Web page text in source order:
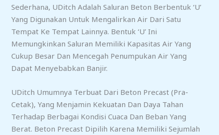
Sederhana, UDitch Adalah Saluran Beton Berbentuk ‘U’
Yang Digunakan Untuk Mengalirkan Air Dari Satu
Tempat Ke Tempat Lainnya. Bentuk ‘U’ Ini
Memungkinkan Saluran Memiliki Kapasitas Air Yang
Cukup Besar Dan Mencegah Penumpukan Air Yang
Dapat Menyebabkan Banjir.
UDitch Umumnya Terbuat Dari Beton Precast (pra-
Cetak), Yang Menjamin Kekuatan Dan Daya Tahan
Terhadap Berbagai Kondisi Cuaca Dan Beban Yang
Berat. Beton Precast Dipilih Karena Memiliki Sejumlah